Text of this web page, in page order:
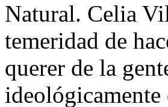
Natural. Celia
temeridad de
querer de la